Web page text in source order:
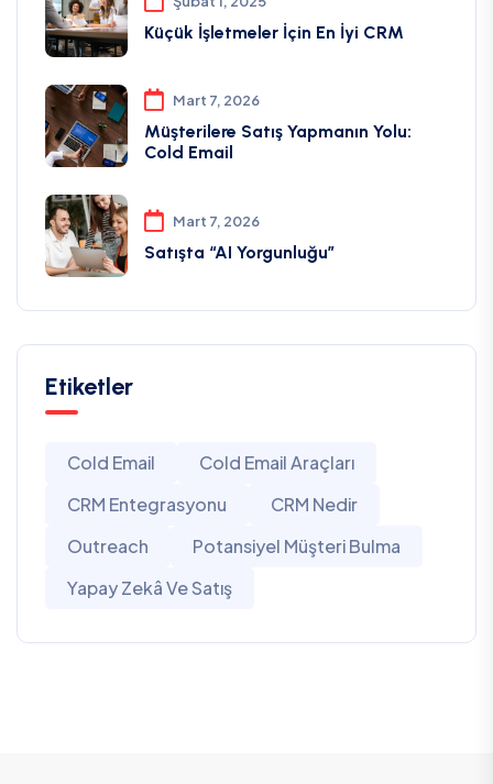
Küçük İşletmeler İçin En İyi CRM
Mart 7, 2026
Müşterilere Satış Yapmanın Yolu:
Cold Email
Mart 7, 2026
Satışta “AI Yorgunluğu”
Etiketler
Cold Email
Cold Email Araçları
CRM Entegrasyonu
CRM Nedir
Outreach
Potansiyel Müşteri Bulma
Yapay Zekâ Ve Satış